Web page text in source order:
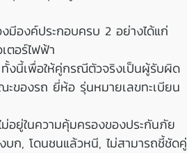
องค์ประกอบครบ 2 อย่างได้แก่
ตอร์ไฟฟ้า
งนี้เพื่อให้คู่กรณีตัวจริงเป็นผู้รับผิด
ของรถ ยี่ห้อ รุ่นหมายเลขทะเบียน
อยู่ในความคุ้มครองของประกันภัย
บก, โดนชนแล้วหนี, ไม่สามารถชี้ชัดคู่